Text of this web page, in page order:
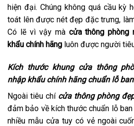
hiện đại. Chúng không quá cầu kỳ
toát lên được nét đẹp đặc trưng,
Có lẽ vì vậy mà cửa thông phòng
khẩu chính hãng luôn được người
Kích thước khung cửa thông
nhập khẩu chính hãng chuẩn lỗ ban
Ngoài tiêu chí cửa thông phòng
đảm bảo về kích thước chuẩn lỗ
nhiều mẫu cửa tuy có vẻ ngoài